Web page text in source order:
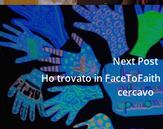
Next Post
Ho trovato in
cercavo